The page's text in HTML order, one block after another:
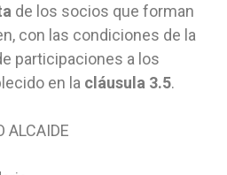
de los socios que forman
con las condiciones de la
participaciones a los
en la cláusula 3.5.
ALCAIDE